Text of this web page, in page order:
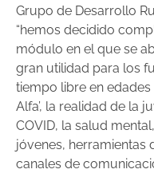
Grupo de Desarrollo
“hemos decidido
módulo en el que se
gran utilidad para los
tiempo libre en
Alfa’, la realidad de la
COVID, la salud
jóvenes, herramientas
canales de